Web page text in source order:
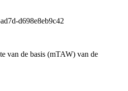
d698e8eb9c42
van de basis (mTAW) van de